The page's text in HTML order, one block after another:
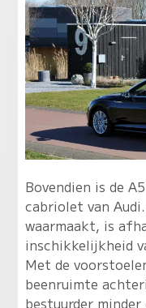
Bovendien is de
cabriolet van
waarmaakt, is
inschikkelijkheid
Met de
beenruimte
bestuurder